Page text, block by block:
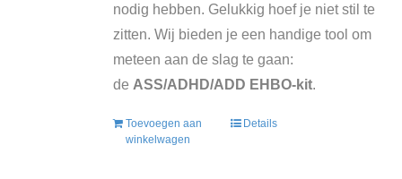
nodig hebben. Gelukkig hoef je niet stil te
zitten. Wij bieden je een handige tool om
meteen aan de slag te gaan:
de ASS/ADHD/ADD EHBO-kit.
Toevoegen aan
winkelwagen
Details